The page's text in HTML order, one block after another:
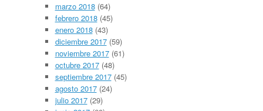
marzo 2018(64)
febrero 2018(45)
enero 2018(43)
diciembre 2017(59)
noviembre 2017(61)
octubre 2017(48)
septiembre 2017(45)
agosto 2017(24)
julio 2017(29)